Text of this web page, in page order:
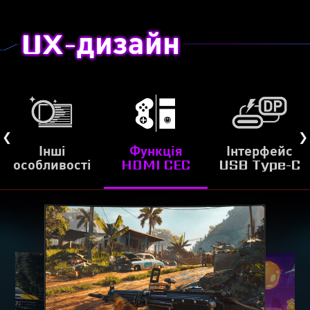
інтенсивність випромінювання екрана в синій
складовій видимого спектру, що зменшує втому
UX-дизайн
Інші
особливості
Функція
HDMI CEC
Інтерфейс
USB Type-C
ІНТЕРФЕЙС USB
TYPE-C
Інтерфейс USB Type-C слугує для підключення до різних
пристроїв та заряджання з потужністю до 15 Вт.